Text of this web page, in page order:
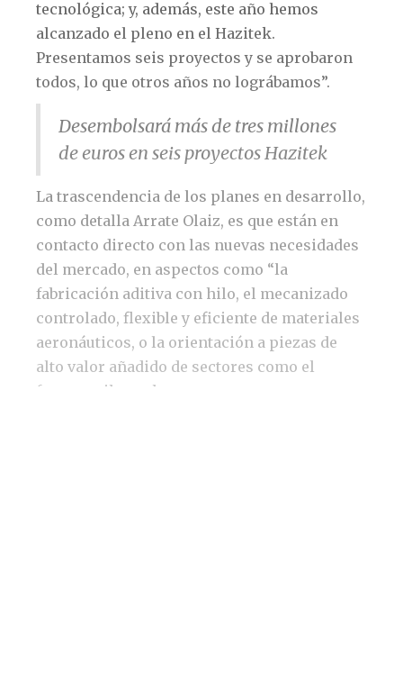
tecnológica; y, además, este año hemos
alcanzado el pleno en el Hazitek.
Presentamos seis proyectos y se aprobaron
todos, lo que otros años no lográbamos”.
Desembolsará más de tres millones
de euros en seis proyectos Hazitek
La trascendencia de los planes en desarrollo,
como detalla Arrate Olaiz, es que están en
contacto directo con las nuevas necesidades
del mercado, en aspectos como “la
fabricación aditiva con hilo, el mecanizado
controlado, flexible y eficiente de materiales
aeronáuticos, o la orientación a piezas de
alto valor añadido de sectores como el
ferrocarril, con lo que captaremos